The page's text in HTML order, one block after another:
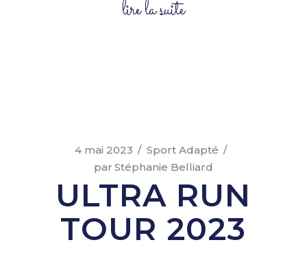
lire la suite
4 mai 2023
Sport Adapté
par Stéphanie Belliard
ULTRA RUN
TOUR 2023